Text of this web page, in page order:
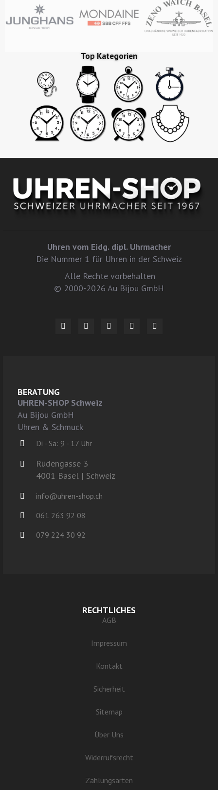
Top Kategorien
Uhren vom Eidg. dipl. Uhrmacher
Die Nummer 1 für Uhren in der Schweiz
Alle Rechte vorbehalten
© 2000-2026 Au Bijou GmbH
BERATUNG
UHREN-SHOP Schweiz
Au Bijou GmbH
Uhren & Schmuck
Di - Sa: 9 - 17 Uhr
Rüdengasse 3
4001 Basel | Schweiz
info@uhren-shop.ch
061 263 92 08
079 224 30 92
RECHTLICHES
AGB
Impressum
Kontakt
Sicherheit
Sitemap
Über Uns
Widerrufsrecht
Zahlungsarten